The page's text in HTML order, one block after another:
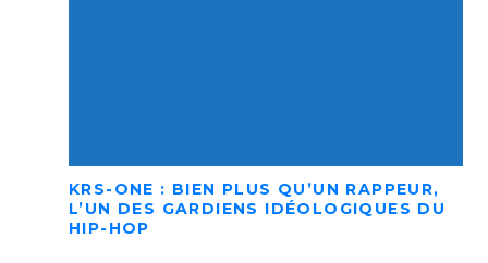
KRS-ONE : BIEN PLUS QU’UN RAPPEUR,
L’UN DES GARDIENS IDÉOLOGIQUES DU
HIP-HOP